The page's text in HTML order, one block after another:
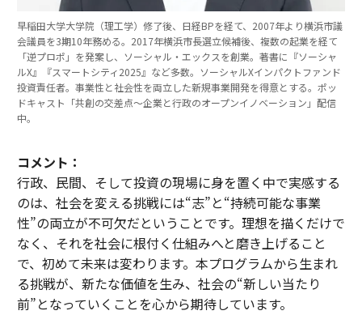
早稲田大学大学院（理工学）修了後、日経BPを経て、2007年より横浜市議
会議員を3期10年務める。2017年横浜市長選立候補後、複数の起業を経て
「逆プロポ」を発案し、ソーシャル・エックスを創業。著書に『ソーシャ
ルX』『スマートシティ2025』など多数。ソーシャルXインパクトファンド
投資責任者。事業性と社会性を両立した新規事業開発を得意とする。ポッ
ドキャスト「共創の交差点〜企業と行政のオープンイノベーション」配信
中。
コメント：
行政、民間、そして投資の現場に身を置く中で実感する
のは、社会を変える挑戦には“志”と“持続可能な事業
性”の両立が不可欠だということです。理想を描くだけで
なく、それを社会に根付く仕組みへと磨き上げること
で、初めて未来は変わります。本プログラムから生まれ
る挑戦が、新たな価値を生み、社会の“新しい当たり
前”となっていくことを心から期待しています。